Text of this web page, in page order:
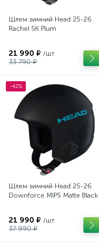
Шлем зимний Head 25-26
Rachel 5K Plum
21 990 ₽ /шт
33 790 ₽
-42%
Шлем зимний Head 25-26
Downforce MIPS Matte Black
21 990 ₽ /шт
37 990 ₽